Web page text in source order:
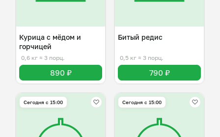
Курица с мёдом и
горчицей
0,6 кг ≈ 3 порц.
890 ₽
Битый редис
0,5 кг ≈ 3 порц.
790 ₽
Сегодня с 15:00 Сегодня с 15:00